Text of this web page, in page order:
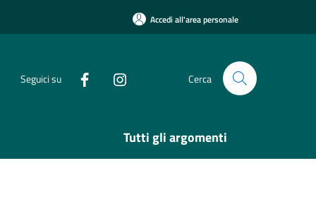
Accedi all'area personale
Seguici su Cerca
Tutti gli argomenti